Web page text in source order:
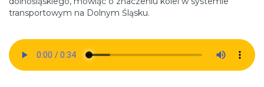
transportowym na Dolnym Śląsku.